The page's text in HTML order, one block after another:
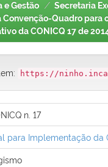
e Gestão Secretaria
Quadro para
da CONICQ 17 de
https://
n. 17
para Implementação da